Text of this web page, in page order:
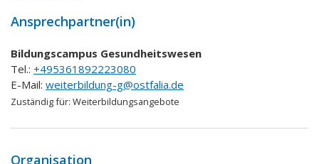
Ansprechpartner(in)
Bildungscampus Gesundheitswesen
Tel.: +495361892223080
E-Mail: weiterbildung-g@ostfalia.de
Zuständig für: Weiterbildungsangebote
Organisation